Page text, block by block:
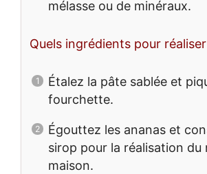
mélasse ou de minéraux.
Quels ingrédients pour
Étalez la pâte sablée et
fourchette.
Égouttez les ananas et
sirop pour la réalisation du
maison.